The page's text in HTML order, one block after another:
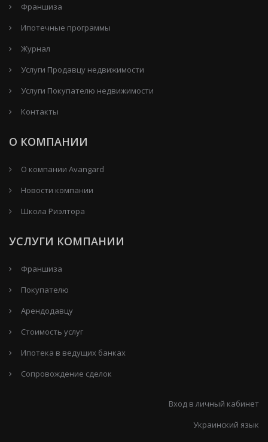
Франшиза
Ипотечные программы
Журнал
Услуги Продавцу недвижимости
Услуги Покупателю недвижимости
Контакты
О КОМПАНИИ
О компании Avangard
Новости компании
Школа Риэлтора
УСЛУГИ КОМПАНИИ
Франшиза
Покупателю
Арендодавцу
Стоимость услуг
Ипотека в ведущих банках
Сопровождение сделок
Вход в личный кабинет
Украинский язык